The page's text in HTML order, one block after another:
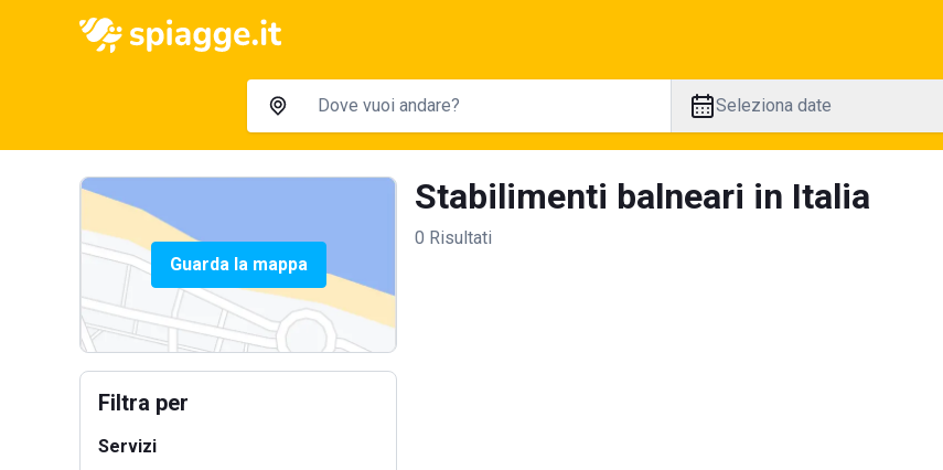
Seleziona date
Guarda la mappa
Filtra per
Servizi
Stabilimenti balneari in Italia
0 Risultati